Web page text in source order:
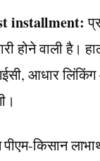
installment:
होने वाली है।
आधार
किसान